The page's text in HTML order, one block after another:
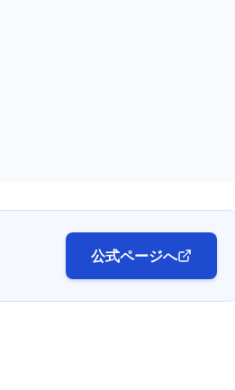
公式ページへ